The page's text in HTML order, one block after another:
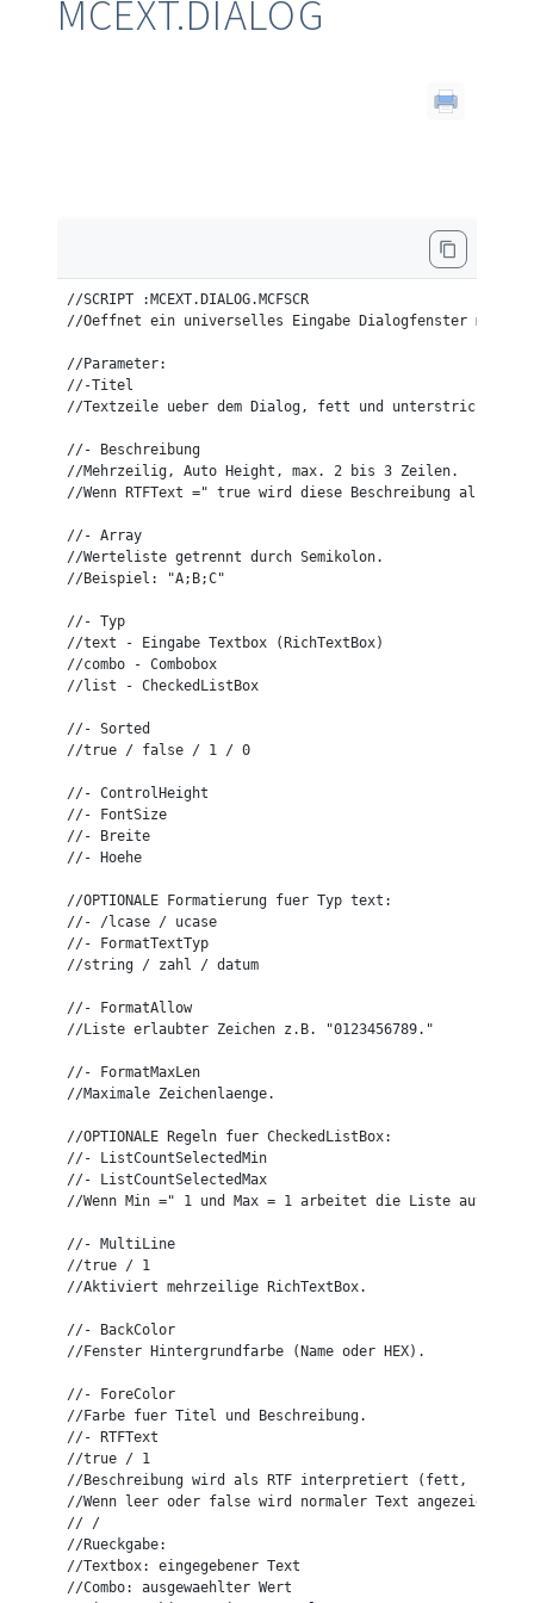
MCEXT.DIALOG
//SCRIPT :MCEXT.DIALOG.MCFSCR
//Oeffnet ein universelles Eingabe Dialogfenster mit Titel,
//Parameter:
//-Titel
//Textzeile ueber dem Dialog, fett und unterstrichen.
//- Beschreibung
//Mehrzeilig, Auto Height, max. 2 bis 3 Zeilen.
//Wenn RTFText =" true wird diese Beschreibung als
//- Array
//Werteliste getrennt durch Semikolon.
//Beispiel: "A;B;C"
//- Typ
//text - Eingabe Textbox (RichTextBox)
//combo - Combobox
//list - CheckedListBox
//- Sorted
//true / false / 1 / 0
//- ControlHeight
//- FontSize
//- Breite
//- Hoehe
//OPTIONALE Formatierung fuer Typ text:
//- /lcase / ucase
//- FormatTextTyp
//string / zahl / datum
//- FormatAllow
//Liste erlaubter Zeichen z.B. "0123456789."
//- FormatMaxLen
//Maximale Zeichenlaenge.
//OPTIONALE Regeln fuer CheckedListBox:
//- ListCountSelectedMin
//- ListCountSelectedMax
//Wenn Min =" 1 und Max = 1 arbeitet die Liste
//- MultiLine
//true / 1
//Aktiviert mehrzeilige RichTextBox.
//- BackColor
//Fenster Hintergrundfarbe (Name oder HEX).
//- ForeColor
//Farbe fuer Titel und Beschreibung.
//- RTFText
//true / 1
//Beschreibung wird als RTF interpretiert (fett,
//Wenn leer oder false wird normaler Text angezeigt.
// /
//Rueckgabe:
//Textbox: eingegebener Text
//Combo: ausgewaehlter Wert